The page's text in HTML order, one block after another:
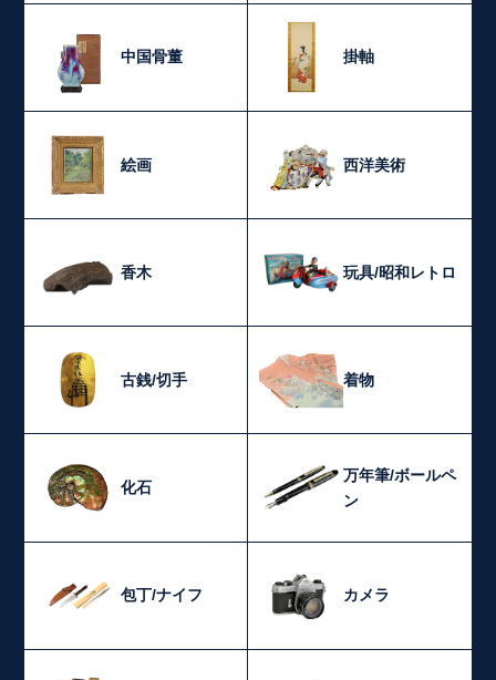
中国骨董 掛軸
絵画 西洋美術
香木 玩具/昭和レトロ
古銭/切手 着物
化石
万年筆/ボールペ
ン
包丁/ナイフ カメラ